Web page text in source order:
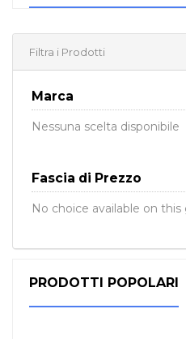
Filtra i Prodotti
Marca
Nessuna scelta disponibile
Fascia di Prezzo
No choice available on this
PRODOTTI POPOLARI